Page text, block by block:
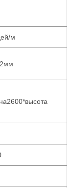
м